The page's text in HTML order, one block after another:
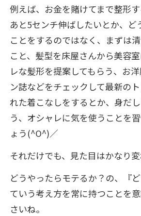
例えば、お金を賭けてまで整形
あと5センチ伸ばしたいとか、ど
ことをするのではなく、まずは
こと、髪型を床屋さんから美容
レな髪形を提案してもらう、お
ン誌などをチェックして最新の
れた着こなしをするとか、身だ
う、オシャレに気を使うことを
ょう(^O^)／
それだけでも、見た目はかなり変
どうやったらモテるか？の、『
ていう考え方を常に持つことを
さいね。